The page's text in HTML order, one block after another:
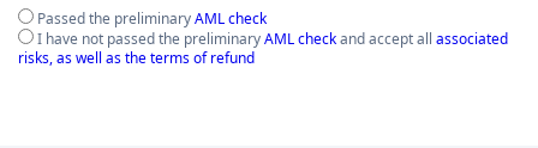
Passed the preliminaryAML check
I have not passed the preliminaryAML checkand accept all associated
risks, as well as the terms of refund